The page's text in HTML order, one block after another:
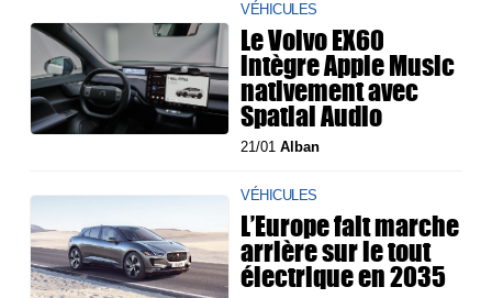
VÉHICULES
Le Volvo EX60
intègre Apple Music
nativement avec
Spatial Audio
21/01Alban
VÉHICULES
L’Europe fait marche
arrière sur le tout
électrique en 2035